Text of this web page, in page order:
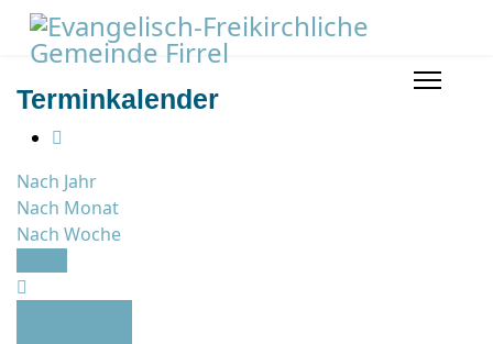
Terminkalender
Nach Jahr
Nach Monat
Nach Woche